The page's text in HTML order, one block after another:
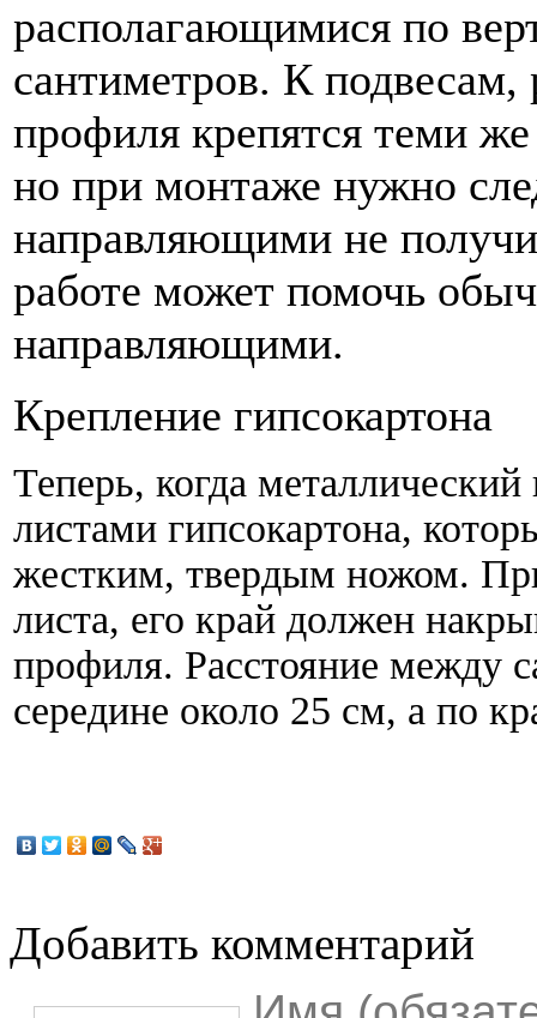
располагающимися по
сантиметров. К
профиля крепятся теми
но при монтаже нужно
направляющими не
работе может помочь
направляющими.
Крепление гипсокартона
Теперь, когда
листами гипсокартона,
жестким, твердым ножом.
листа, его край должен
профиля. Расстояние между
середине около 25 см, а по
Добавить комментарий